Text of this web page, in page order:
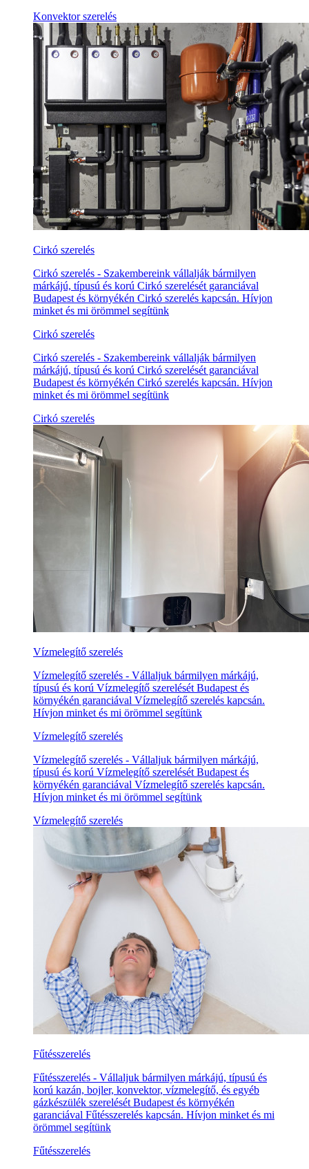
Konvektor szerelés
Cirkó szerelés
Cirkó szerelés - Szakembereink vállalják bármilyen
márkájú, típusú és korú Cirkó szerelését garanciával
Budapest és környékén Cirkó szerelés kapcsán. Hívjon
minket és mi örömmel segítünk
Cirkó szerelés
Cirkó szerelés - Szakembereink vállalják bármilyen
márkájú, típusú és korú Cirkó szerelését garanciával
Budapest és környékén Cirkó szerelés kapcsán. Hívjon
minket és mi örömmel segítünk
Cirkó szerelés
Vízmelegítő szerelés
Vízmelegítő szerelés - Vállaljuk bármilyen márkájú,
típusú és korú Vízmelegítő szerelését Budapest és
környékén garanciával Vízmelegítő szerelés kapcsán.
Hívjon minket és mi örömmel segítünk
Vízmelegítő szerelés
Vízmelegítő szerelés - Vállaljuk bármilyen márkájú,
típusú és korú Vízmelegítő szerelését Budapest és
környékén garanciával Vízmelegítő szerelés kapcsán.
Hívjon minket és mi örömmel segítünk
Vízmelegítő szerelés
Fűtésszerelés
Fűtésszerelés - Vállaljuk bármilyen márkájú, típusú és
korú kazán, bojler, konvektor, vízmelegítő, és egyéb
gázkészülék szerelését Budapest és környékén
garanciával Fűtésszerelés kapcsán. Hívjon minket és mi
örömmel segítünk
Fűtésszerelés